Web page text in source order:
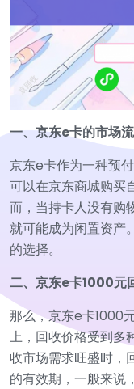
一、京东e卡的市场
京东e卡作为一种预
可以在京东商城购买
而，当持卡人没有购
就可能成为闲置资产
的选择。
二、京东e卡1000元
那么，京东e卡1000
上，回收价格受到多
收市场需求旺盛时，
的有效期，一般来说